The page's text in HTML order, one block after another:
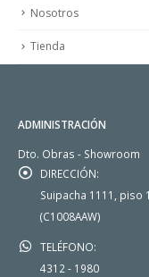
Nosotros
Tienda
ADMINISTRACIÓN
Dto. Obras - Showroom
DIRECCIÓN:
Suipacha 1111, piso
(C1008AAW)
TELÉFONO:
4312 - 1980